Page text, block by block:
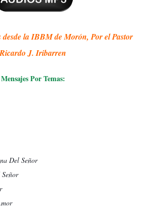
desde la IBBM de Morón, Por el Pastor
Ricardo J. Iribarren
Mensajes Por Temas:
Del Señor